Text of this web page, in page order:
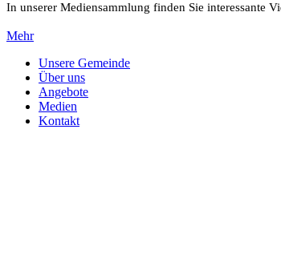
In unserer Mediensammlung finden Sie interessante
Mehr
Unsere Gemeinde
Über uns
Angebote
Medien
Kontakt